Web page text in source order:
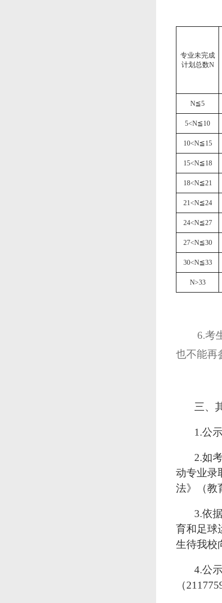
专业未完成
计划总数N
N≦5
5<N≦10
10<N≦15
15<N≦18
18<N≦21
21 <N≦24
24<N≦27
27<N≦30
30<N≦33
N>33
6.考
也不能再
三、
1.公
2.如
动专业录
法》（教
3.依
育和足球
生待我校
4.公
（